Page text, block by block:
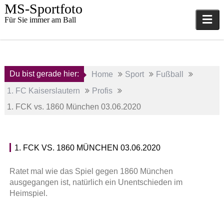
Skip
toMS-Sportfoto
Für Sie immer am Ball
Du bist gerade hier: Home Sport
Fußball
1. FC Kaiserslautern
Profis
1. FCK vs. 1860 München 03.06.2020
3.
2020
P
o
f
1. FCK VS. 1860 MÜNCHEN 03.06.2020
Ratet mal wie das Spiel gegen 1860 München
ausgegangen ist, natürlich ein Unentschieden im
Heimspiel.